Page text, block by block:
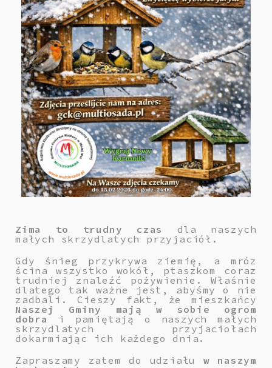
Zima to trudny czas
dla naszych
małych skrzydlatych przyjaciół.
Gdy śnieg przykrywa ziemię, a mróz
ścina wszystko wokół, ptaszkom coraz
trudniej znaleźć pożywienie. Właśnie
dlatego tak ważne jest, abyśmy o nie
zadbali. Cieszy fakt, że mieszkańcy
Naszej Gminy mają w sobie ogrom
dobra
i pamiętają o naszych małych
skrzydlatych przyjaciołach
dokarmiając ich każdego dnia.
Zapraszamy zatem do udziału w naszym